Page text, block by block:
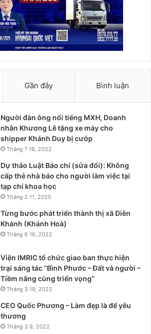
Gần đây Bình luận
Người đàn ông nổi tiếng MXH, Doanh
nhân Khương Lê tặng xe máy cho
shipper Khánh Duy bị cướp
Tháng 7 18, 2022
Dự thảo Luật Báo chí (sửa đổi): Không
cấp thẻ nhà báo cho người làm việc tại
tạp chí khoa học
Tháng 2 11, 2025
Từng bước phát triển thành thị xã Diên
Khánh (Khánh Hoà)
Tháng 6 16, 2022
Viện IMRIC tổ chức giao ban thực hiện
trại sáng tác “Bình Phước – Đất và người –
Tiềm năng cùng triển vọng”
Tháng 3 19, 2022
CEO Quốc Phương – Làm đẹp là để yêu
thương
Tháng 3 9, 2022